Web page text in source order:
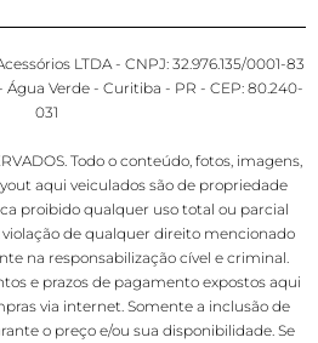
LTDA - CNPJ: 32.976.135/0001-83
Verde - Curitiba - PR - CEP: 80.240-
031
Todo o conteúdo, fotos, imagens,
aqui veiculados são de propriedade
proibido qualquer uso total ou parcial
violação de qualquer direito mencionado
na responsabilização cível e criminal.
e prazos de pagamento expostos aqui
via internet. Somente a inclusão de
o preço e/ou sua disponibilidade. Se